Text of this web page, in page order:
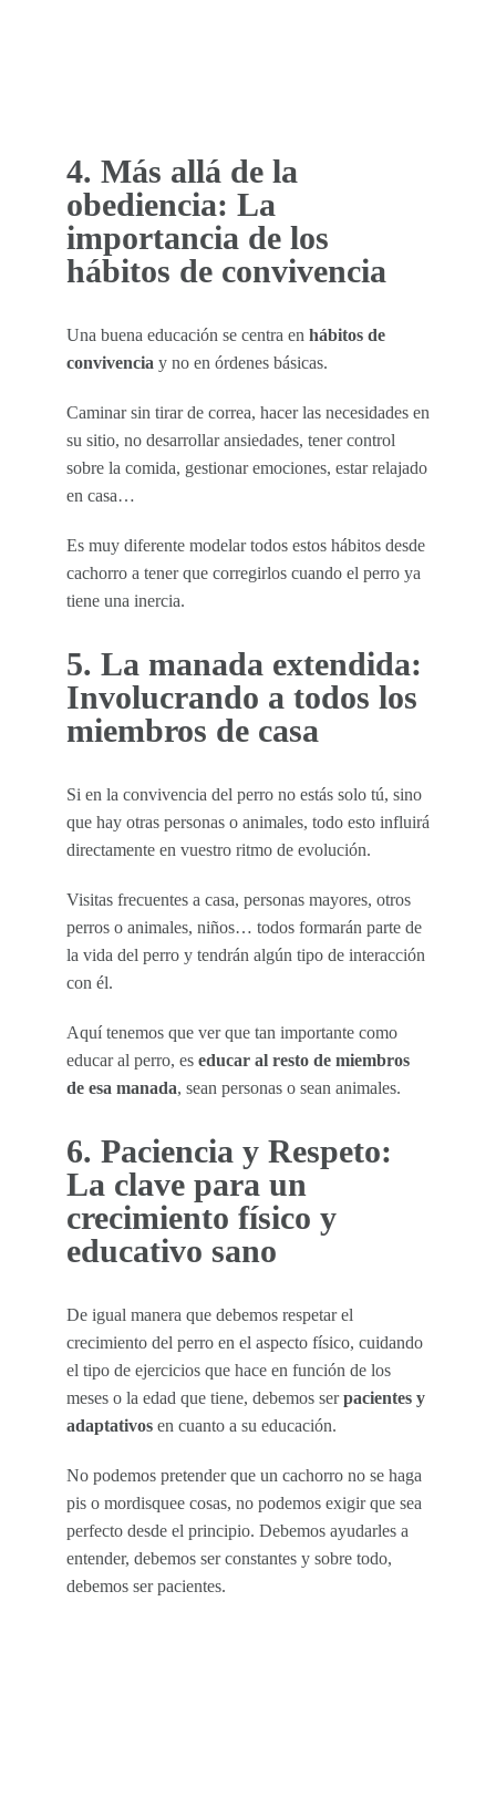
4. Más allá de la
obediencia: La
importancia de los
hábitos de convivencia
Una buena educación se centra en hábitos de
convivencia y no en órdenes básicas.
Caminar sin tirar de correa, hacer las necesidades en
su sitio, no desarrollar ansiedades, tener control
sobre la comida, gestionar emociones, estar relajado
en casa…
Es muy diferente modelar todos estos hábitos desde
cachorro a tener que corregirlos cuando el perro ya
tiene una inercia.
5. La manada extendida:
Involucrando a todos los
miembros de casa
Si en la convivencia del perro no estás solo tú, sino
que hay otras personas o animales, todo esto influirá
directamente en vuestro ritmo de evolución.
Visitas frecuentes a casa, personas mayores, otros
perros o animales, niños… todos formarán parte de
la vida del perro y tendrán algún tipo de interacción
con él.
Aquí tenemos que ver que tan importante como
educar al perro, es educar al resto de miembros
de esa manada, sean personas o sean animales.
6. Paciencia y Respeto:
La clave para un
crecimiento físico y
educativo sano
De igual manera que debemos respetar el
crecimiento del perro en el aspecto físico, cuidando
el tipo de ejercicios que hace en función de los
meses o la edad que tiene, debemos serpacientes y
adaptativosen cuanto a su educación.
No podemos pretender que un cachorro no se haga
pis o mordisquee cosas, no podemos exigir que sea
perfecto desde el principio. Debemos ayudarles a
entender, debemos ser constantes y sobre todo,
debemos ser pacientes.